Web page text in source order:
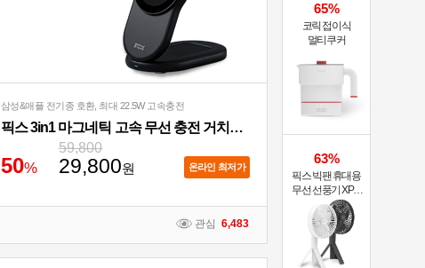
관심 6,483
삼성&애플 전기종 호환, 최대 22.5W 고속충전
픽스 3in1 마그네틱 고속 무선 충전 거치대 XWC-502
50%
59,800
29,800원 온라인 최저가
65%
코릭 접이식
멀티쿠커
63%
픽스 빅팬 휴대용
무선 선풍기 XPF-
702